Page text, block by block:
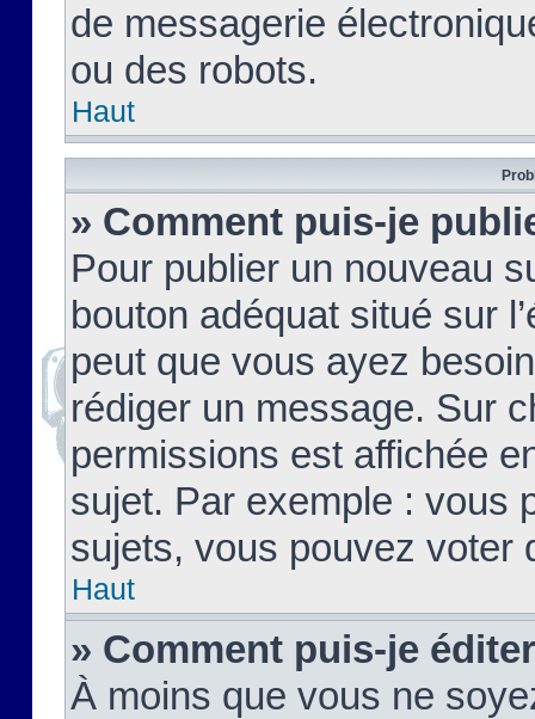
de messagerie
ou des robots.
Haut
» Comment puis-je
Pour publier un nouveau
bouton adéquat situé sur
peut que vous ayez
rédiger un message. Sur
permissions est affichée
sujet. Par exemple : vous
sujets, vous pouvez voter
Haut
» Comment puis-je
À moins que vous ne